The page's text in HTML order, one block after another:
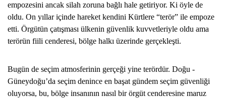
empozesini ancak silah zoruna bağlı hale getiriyor. Ki öyle de
oldu. On yıllar içinde hareket kendini Kürtlere “terör” ile empoze
etti. Örgütün çatışması ülkenin güvenlik kuvvetleriyle oldu ama
terörün fiili cenderesi, bölge halkı üzerinde gerçekleşti.
Bugün de seçim atmosferinin gerçeği yine terördür. Doğu -
Güneydoğu’da seçim denince en başat gündem seçim güvenliği
oluyorsa, bu, bölge insanının nasıl bir örgüt cenderesine maruz